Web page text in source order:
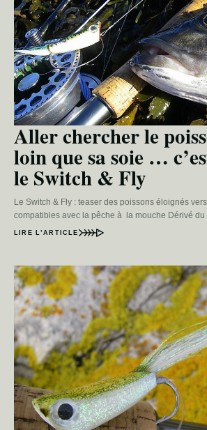
Aller chercher le
loin que sa soie …
le Switch & Fly
Le Switch & Fly : teaser des poissons éloignés
compatibles avec la pêche à la mouche Dérivé
LIRE L’ARTICLE